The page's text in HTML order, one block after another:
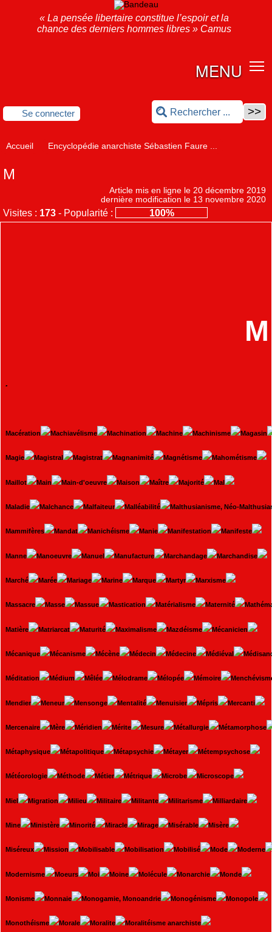
« La pensée libertaire constitue l’espoir et la
chance des derniers hommes libres » Camus
MENU
Se connecter
Accueil Encyclopédie anarchiste Sébastien Faure ...
M
Article mis en ligne le 20 décembre 2019
dernière modification le 13 novembre 2020
Visites : 173 - Popularité : 100%
M
.
Macération Machiavélisme Machination Machine Machinisme Magasin
Magie Magistral Magistrat Magnanimité Magnétisme Mahométisme
Maillot Main Main-d'oeuvre Maison Maître Majorité Mal
Maladie Malchance Malfaiteur Malléabilité Malthusianisme, Néo-
Mammifères Mandat Manichéisme Manie Manifestation Manifeste
Manne Manoeuvre Manuel Manufacture Marchandage Marchandise
Marché Marée Mariage Marine Marque Martyr Marxisme
Massacre Masse Massue Mastication Matérialisme Maternité
Matière Matriarcat Maturité Maximalisme Mazdéisme Mécanicien
Mécanique Mécanisme Mécène Médecin Médecine Médiéval
Méditation Médium Mêlée Mélodrame Mélopée Mémoire
Mendier Meneur Mensonge Mentalité Menuisier Mépris Mercanti
Mercenaire Mère Méridien Mérite Mesure Métallurgie Métamorphose
Métaphysique Métapolitique Métapsychie Métayer Métempsychose
Météorologie Méthode Métier Métrique Microbe Microscope
Miel Migration Milieu Militaire Militante Militarisme Milliardaire
Mine Ministère Minorité Miracle Mirage Misérable Misère
Miséreux Mission Mobilisable Mobilisation Mobilisé Mode Moderne
Modernisme Moeurs Moi Moine Molécule Monarchie Monde
Monisme Monnaie Monogamie, Monoandrie Monogénisme Monopole
Monothéisme Morale Moralite Moralitéisme anarchiste